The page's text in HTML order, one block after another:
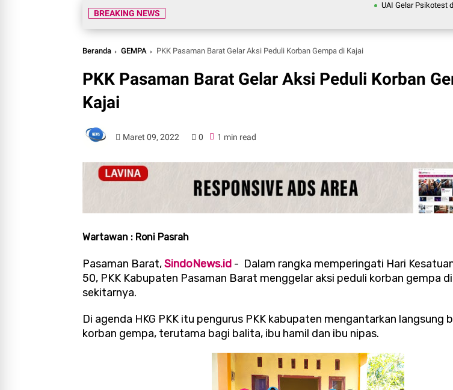
BREAKING NEWS
UAI Gelar Psikotest di PKBM
Beranda GEMPA PKK Pasaman Barat Gelar Aksi Peduli Korban Gempa di Kajai
PKK Pasaman Barat Gelar Aksi Peduli Korban
Kajai
Maret 09, 2022 0 1 min read
Wartawan : Roni Pasrah
Pasaman Barat,SindoNews.id - Dalam rangka memperingati Hari
50, PKK Kabupaten Pasaman Barat menggelar aksi peduli korban gempa
sekitarnya.
Di agenda HKG PKK itu pengurus PKK kabupaten mengantarkan langsung
korban gempa, terutama bagi balita, ibu hamil dan ibu nipas.